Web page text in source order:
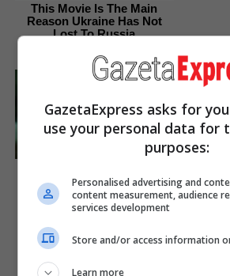
This Movie Is The Main
Reason Ukraine Has Not
Lost To Russia
Brainberries
Decade For Fans Of Action
Movies
Brainberries
This
GazetaExpress asks for
use your personal data for
purposes:
Personalised advertising and
content measurement, audience
services development
Store and/or access information
Learn more